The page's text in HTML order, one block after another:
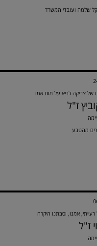
ועובדי המשרד
לביא על מות אמו
ז"ל
אמנו, וסבתנו היקרה